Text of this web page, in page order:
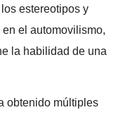
estereotipos y
el automovilismo,
la habilidad de una
obtenido múltiples